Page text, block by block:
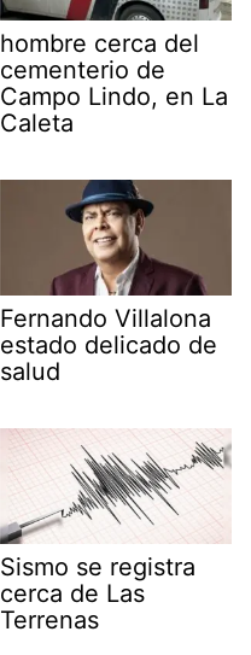
hombre cerca del
cementerio de
Campo Lindo, en La
Caleta
Fernando Villalona
estado delicado de
salud
Sismo se registra
cerca de Las
Terrenas